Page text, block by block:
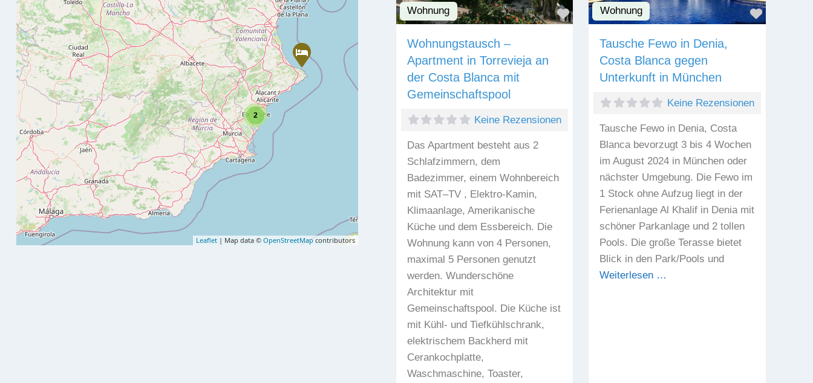
2
Leaflet| Map data © OpenStreetMap contributors
Wohnung Favorit
Wohnungstausch –
Apartment in Torrevieja an
der Costa Blanca mit
Gemeinschaftspool
Keine Rezensionen
Das Apartment besteht aus 2
Schlafzimmern, dem
Badezimmer, einem Wohnbereich
mit SAT–TV , Elektro-Kamin,
Klimaanlage, Amerikanische
Küche und dem Essbereich. Die
Wohnung kann von 4 Personen,
maximal 5 Personen genutzt
werden. Wunderschöne
Architektur mit
Gemeinschaftspool. Die Küche ist
mit Kühl- und Tiefkühlschrank,
elektrischem Backherd mit
Cerankochplatte,
Waschmaschine, Toaster,
Wohnung Favorit
Tausche Fewo in Denia,
Costa Blanca gegen
Unterkunft in München
Keine Rezensionen
Tausche Fewo in Denia, Costa
Blanca bevorzugt 3 bis 4 Wochen
im August 2024 in München oder
nächster Umgebung. Die Fewo im
1 Stock ohne Aufzug liegt in der
Ferienanlage Al Khalif in Denia mit
schöner Parkanlage und 2 tollen
Pools. Die große Terasse bietet
Blick in den Park/Pools und
Weiterlesen …